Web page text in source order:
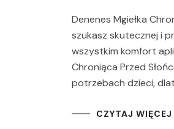
Denenes Mgiełka
szukasz skutecznej i
wszystkim komfort
Chroniąca Przed
potrzebach dzieci,
CZYTAJ WIĘCEJ